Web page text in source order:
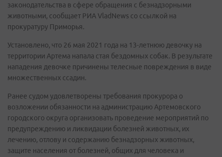
законодательства в сфере обращения с безнадзорными
животными, сообщает РИА VladNews со ссылкой на
прокуратуру Приморья.
Установлено, что 26 мая 2021 года на 13-летнюю девочку на
территории Артема напала стая бездомных собак. В результате
нападения девочке причинены телесные повреждения в виде
множественных ссадин.
Ранее судом удовлетворены требования прокурора о
возложении обязанности на администрацию Артемовского
городского округа организовать проведение мероприятий по
предупреждению и ликвидации болезней животных, их
лечению, отлову и содержанию безнадзорных животных,
защите населения от болезней, общих для человека и